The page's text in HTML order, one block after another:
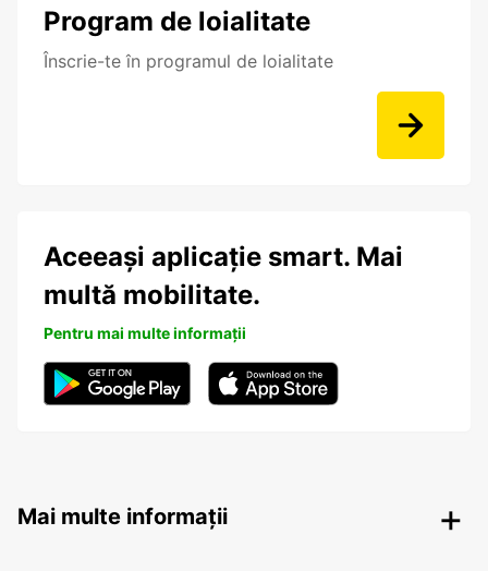
Program de loialitate
Înscrie-te în programul de loialitate
Aceeași aplicație smart. Mai
multă mobilitate.
Pentru mai multe informații
Mai multe informații